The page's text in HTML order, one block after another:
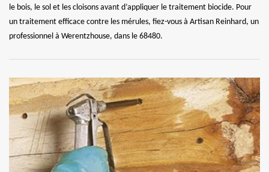
le bois, le sol et les cloisons avant d’appliquer le traitement biocide. Pour
un traitement efficace contre les mérules, fiez-vous à Artisan Reinhard, un
professionnel à Werentzhouse, dans le 68480.